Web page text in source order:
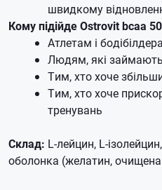
швидкому
Кому підійде Ostrovit bcaa
Атлетам і
Людям, які
Тим, хто хоче
Тим, хто хоче
тренувань
Склад: L-лейцин, L-
оболонка (желатин,